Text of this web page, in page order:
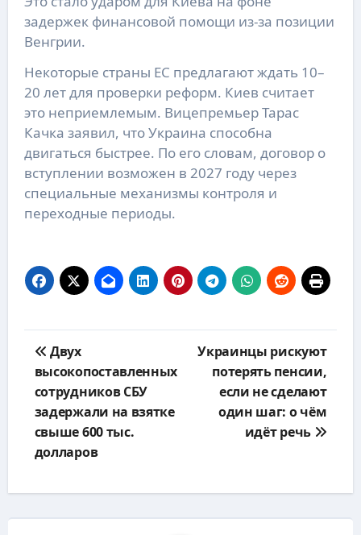
задержек финансовой помощи из-за позиции
Венгрии.
Некоторые страны ЕС предлагают ждать 10–
20 лет для проверки реформ. Киев считает
это неприемлемым. Вицепремьер Тарас
Качка заявил, что Украина способна
двигаться быстрее. По его словам, договор о
вступлении возможен в 2027 году через
специальные механизмы контроля и
переходные периоды.
по
записям
Двух
высокопоставленных
сотрудников СБУ
задержали на взятке
свыше 600 тыс.
долларов
Украинцы рискуют
потерять пенсии,
если не сделают
один шаг: о чём
идёт речь